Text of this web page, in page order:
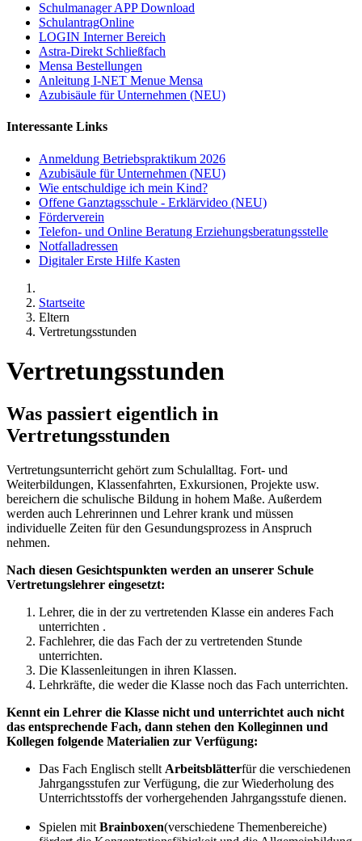
Schulmanager APP Download
SchulantragOnline
LOGIN Interner Bereich
Astra-Direkt Schließfach
Mensa Bestellungen
Anleitung I-NET Menue Mensa
Azubisäule für Unternehmen (NEU)
Interessante Links
Anmeldung Betriebspraktikum 2026
Azubisäule für Unternehmen (NEU)
Wie entschuldige ich mein Kind?
Offene Ganztagsschule - Erklärvideo (NEU)
Förderverein
Telefon- und Online Beratung Erziehungsberatungsstelle
Notfalladressen
Digitaler Erste Hilfe Kasten
Startseite
Eltern
Vertretungsstunden
Vertretungsstunden
Was passiert eigentlich in
Vertretungsstunden
Vertretungsunterricht gehört zum Schulalltag. Fort- und
Weiterbildungen, Klassenfahrten, Exkursionen, Projekte usw.
bereichern die schulische Bildung in hohem Maße. Außerdem
werden auch Lehrerinnen und Lehrer krank und müssen
individuelle Zeiten für den Gesundungsprozess in Anspruch
nehmen.
Nach diesen Gesichtspunkten werden an unserer Schule
Vertretungslehrer eingesetzt:
Lehrer, die in der zu vertretenden Klasse ein anderes Fach
unterrichten .
Fachlehrer, die das Fach der zu vertretenden Stunde
unterrichten.
Die Klassenleitungen in ihren Klassen.
Lehrkräfte, die weder die Klasse noch das Fach unterrichten.
Kennt ein Lehrer die Klasse nicht und unterrichtet auch nicht
das entsprechende Fach, dann stehen den Kolleginnen und
Kollegen folgende Materialien zur Verfügung:
Das Fach Englisch stellt Arbeitsblätterfür die verschiedenen
Jahrgangsstufen zur Verfügung, die zur Wiederholung des
Unterrichtsstoffs der vorhergehenden Jahrgangsstufe dienen.
Spielen mit Brainboxen(verschiedene Themenbereiche)